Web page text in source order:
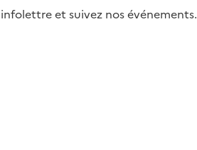
et suivez nos événements.